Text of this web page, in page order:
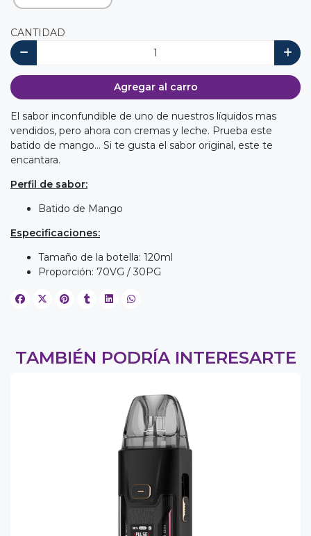
CANTIDAD
Agregar al carro
El sabor inconfundible de uno de nuestros líquidos mas
vendidos, pero ahora con cremas y leche. Prueba este
batido de mango... Si te gusta el sabor original, este te
encantara.
Perfil de sabor:
Batido de Mango
Especificaciones:
Tamaño de la botella: 120ml
Proporción: 70VG / 30PG
TAMBIÉN PODRÍA INTERESARTE